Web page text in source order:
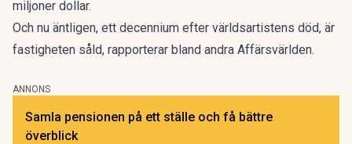
miljoner dollar.
Och nu äntligen, ett decennium efter världsartistens död, är
fastigheten såld, rapporterar bland andra Affärsvärlden.
ANNONS
Samla pensionen på ett ställe och få bättre
överblick